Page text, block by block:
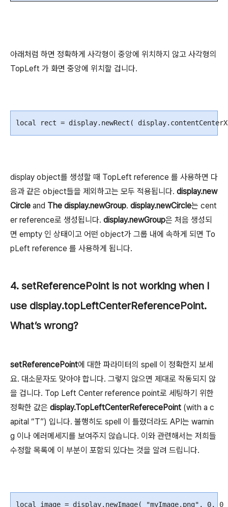
아래처럼 하면 정확하게 사각형이 중앙에 위치하지 않고 사각형의
TopLeft 가 화면 중앙에 위치할 겁니다.
local rect = display. newRect ( display. contentCenterX
display object를 생성할 때 TopLeft reference 를 사용하면 다
음과 같은 object들을 제외하고는 모두 적용됩니다. display.new
Circle and The display.newGroup. display.newCircle는 cent
er reference로 생성됩니다. display.newGroup은 처음 생성되
면 empty 인 상태이고 어떤 object가 그룹 내에 속하게 되면 To
pLeft reference 를 사용하게 됩니다.
4. setReferencePoint is not working when I
use display.topLeftCenterReferencePoint.
What’s wrong?
setReferencePoint에 대한 파라미터의 spell 이 정확한지 보세
요. 대소문자도 맞아야 합니다. 그렇지 않으면 제대로 작동되지 않
을 겁니다. Top Left Center reference point로 세팅하기 위한
정확한 값은 display.TopLeftCenterReferecePoint (with a c
apital “T”) 입니다. 불행히도 spell 이 틀렸더라도 API는 warnin
g 이나 에러메세지를 보여주지 않습니다. 이와 관련해서는 저희들
수정할 목록에 이 부분이 포함되 있다는 것을 알려 드립니다.
local image = display. newImage( "myImage.png" , 0, 0